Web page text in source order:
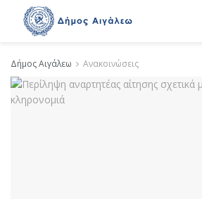
Δήμος Αιγάλεω Ανακοινώσεις